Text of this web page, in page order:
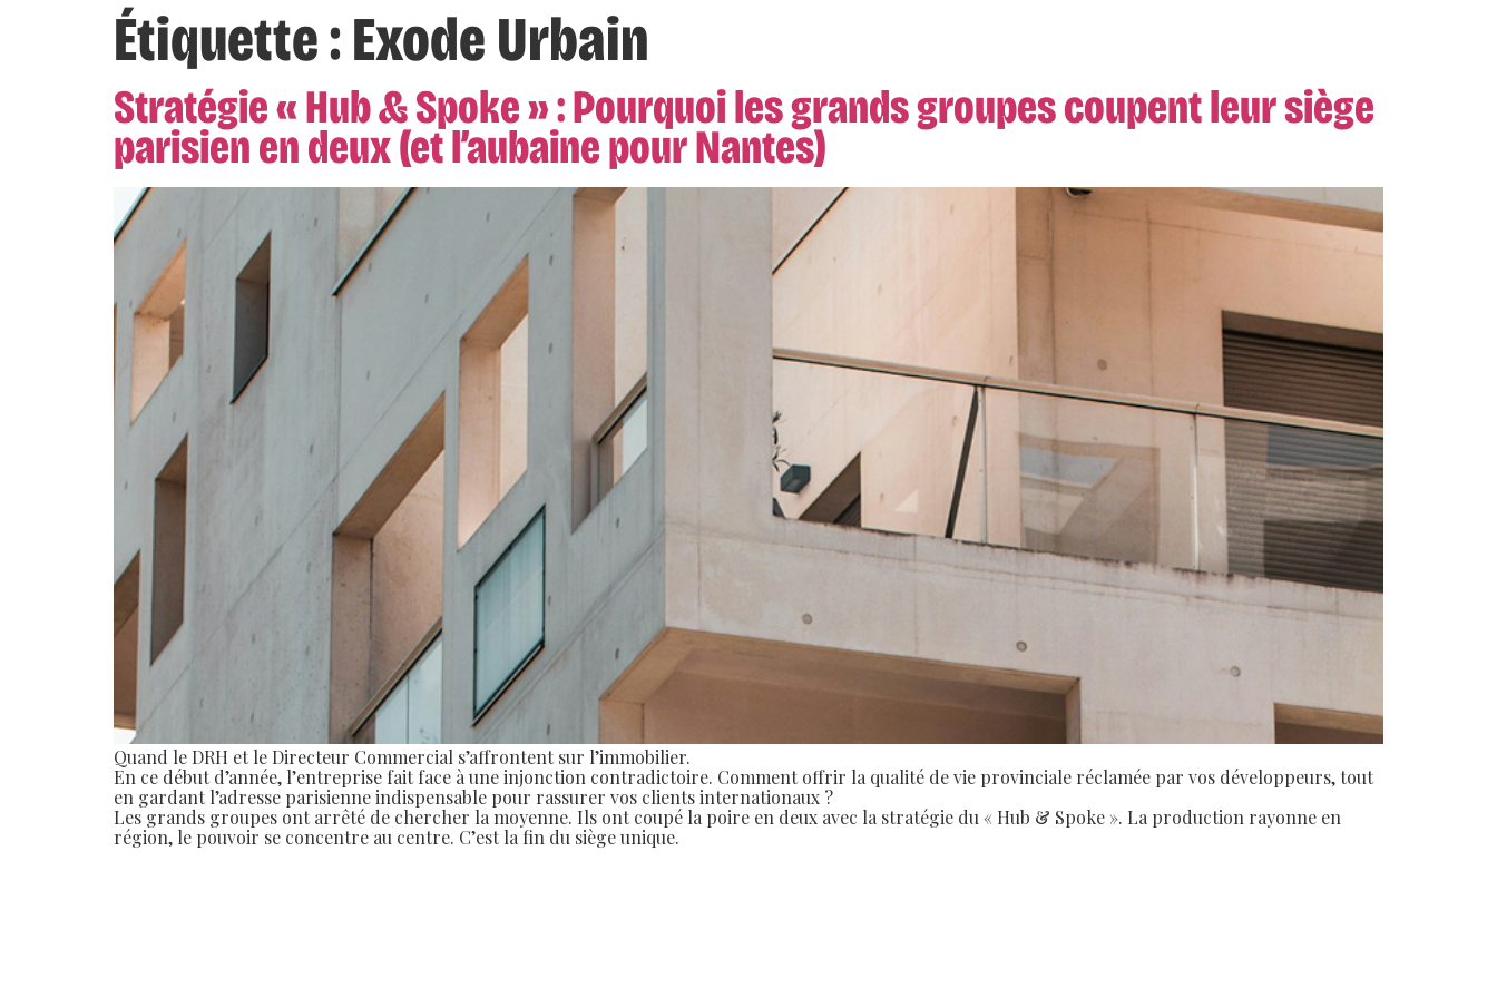
Étiquette :Exode Urbain
Stratégie « Hub & Spoke » : Pourquoi les grands groupes coupent leur siège
parisien en deux (et l’aubaine pour Nantes)
Quand le DRH et le Directeur Commercial s’affrontent sur l’immobilier.
En ce début d’année, l’entreprise fait face à une injonction contradictoire. Comment offrir la qualité de vie provinciale réclamée par vos développeurs, tout
en gardant l’adresse parisienne indispensable pour rassurer vos clients internationaux ?
Les grands groupes ont arrêté de chercher la moyenne. Ils ont coupé la poire en deux avec la stratégie du « Hub & Spoke ». La production rayonne en
région, le pouvoir se concentre au centre. C’est la fin du siège unique.